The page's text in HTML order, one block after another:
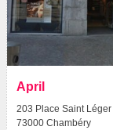
April
203 Place Saint Léger
73000 Chambéry